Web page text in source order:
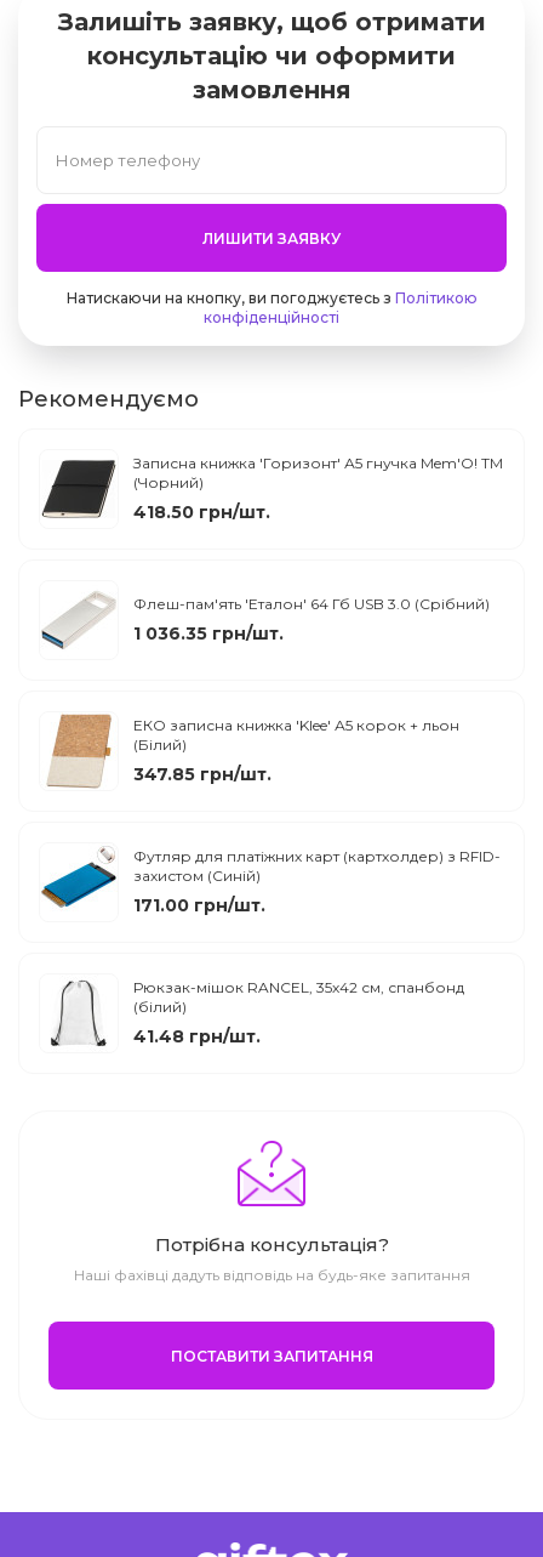
Залишіть заявку, щоб отримати
консультацію чи оформити
замовлення
ЛИШИТИ ЗАЯВКУ
Натискаючи на кнопку, ви погоджуєтесь з Політикою
конфіденційності
Рекомендуємо
Записна книжка 'Горизонт' А5 гнучка Mem'O! ТМ
(Чорний)
418.50 грн/шт.
Флеш-пам'ять 'Еталон' 64 Гб USB 3.0 (Срібний)
1 036.35 грн/шт.
ЕКО записна книжка 'Klee' А5 корок + льон
(Білий)
347.85 грн/шт.
Футляр для платіжних карт (картхолдер) з RFID-
захистом (Синій)
171.00 грн/шт.
Рюкзак-мішок RANCEL, 35х42 см, спанбонд
(білий)
41.48 грн/шт.
Потрібна консультація?
Наші фахівці дадуть відповідь на будь-яке запитання
ПОСТАВИТИ ЗАПИТАННЯ